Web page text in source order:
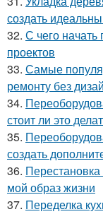
создать
32. С чего начать
проектов
33. Самые
ремонту без
34.
стоит ли это
35.
создать
36. Перестановка
мой образ жизни
37. Переделка